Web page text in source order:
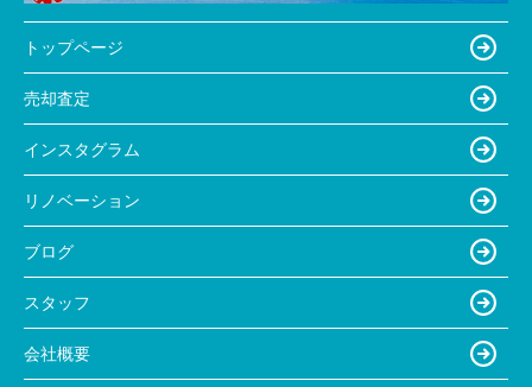
トップページ
売却査定
インスタグラム
リノベーション
ブログ
スタッフ
会社概要